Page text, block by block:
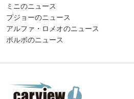
ミニのニュース
プジョーのニュース
アルファ・ロメオのニュース
ボルボのニュース